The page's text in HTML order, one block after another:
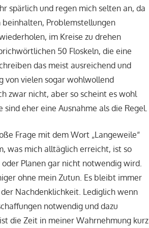
spärlich und regen mich selten an, da
Problemstellungen
im Kreise zu drehen
50 Floskeln, die eine
das meist ausreichend und
von vielen sogar wohlwollend
zwar nicht, aber so scheint es wohl
eher eine Ausnahme als die Regel.
Frage mit dem Wort „Langeweile“
was mich alltäglich erreicht, ist so
Planen gar nicht notwendig wird.
ohne mein Zutun. Es bleibt immer
Nachdenklichkeit. Lediglich wenn
notwendig und dazu
die Zeit in meiner Wahrnehmung kurz